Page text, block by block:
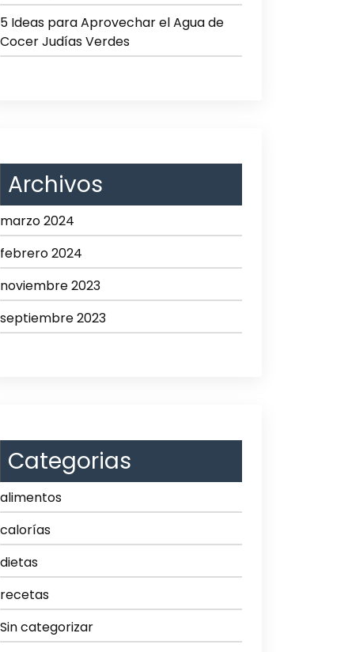
5 Ideas para Aprovechar el Agua de
Cocer Judías Verdes
Archivos
marzo 2024
febrero 2024
noviembre 2023
septiembre 2023
Categorias
alimentos
calorías
dietas
recetas
Sin categorizar